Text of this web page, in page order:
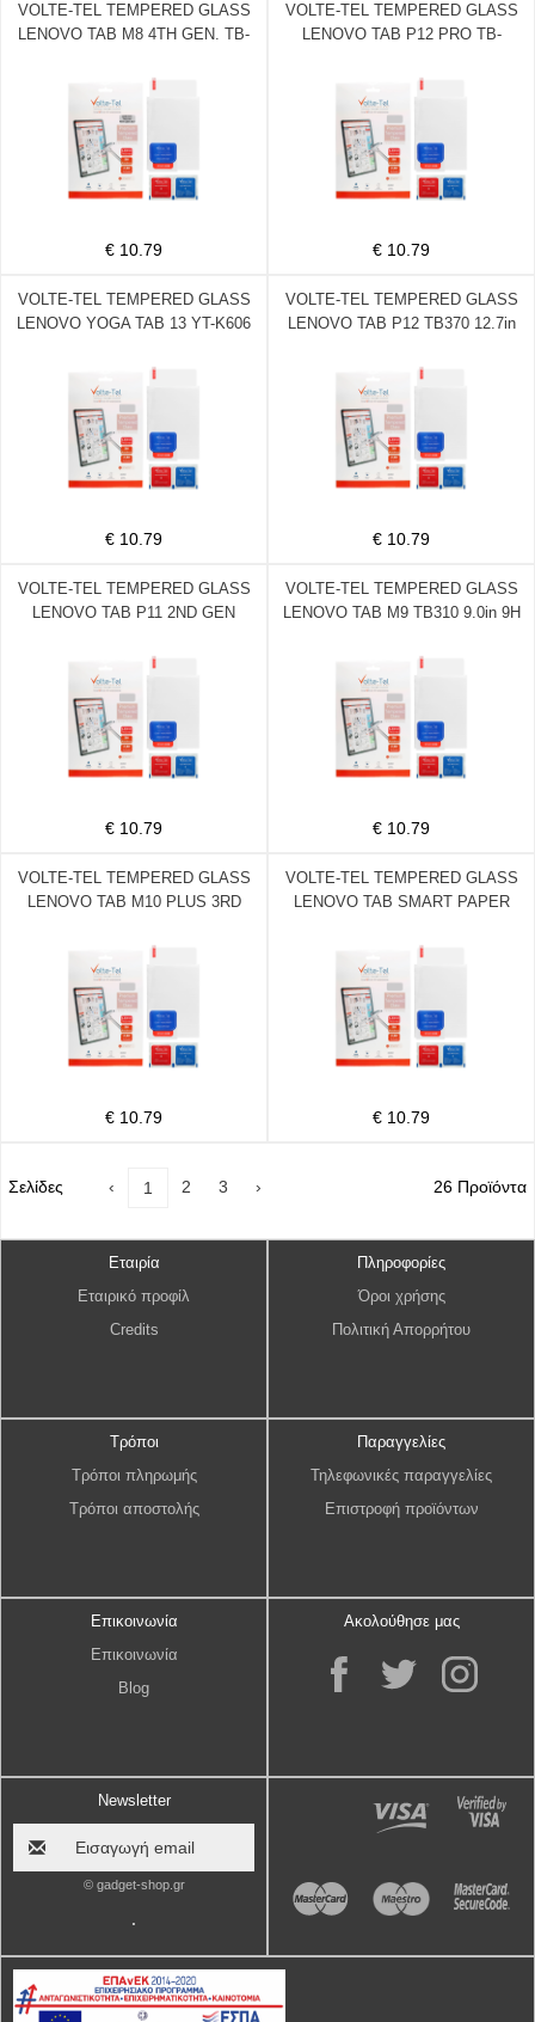
VOLTE-TEL TEMPERED GLASS
LENOVO TAB M8 4TH GEN. TB-
FULL GLUE
€ 10.79
VOLTE-TEL TEMPERED GLASS
LENOVO TAB P12 PRO TB-
FULL GLUE
€ 10.79
VOLTE-TEL TEMPERED GLASS
LENOVO YOGA TAB 13 YT-K606
GLUE
€ 10.79
VOLTE-TEL TEMPERED GLASS
LENOVO TAB P12 TB370 12.7in
€ 10.79
VOLTE-TEL TEMPERED GLASS
LENOVO TAB P11 2ND GEN
FULL GLUE
€ 10.79
VOLTE-TEL TEMPERED GLASS
LENOVO TAB M9 TB310 9.0in 9H
€ 10.79
VOLTE-TEL TEMPERED GLASS
LENOVO TAB M10 PLUS 3RD
2.5D FULL GLUE
€ 10.79
VOLTE-TEL TEMPERED GLASS
LENOVO TAB SMART PAPER
FULL GLUE
€ 10.79
Σελίδες ‹ 1 2 3 › 26 Προϊόντα
Εταιρία
Εταιρικό προφίλ
Credits
Πληροφορίες
Όροι χρήσης
Πολιτική Απορρήτου
Τρόποι
Τρόποι πληρωμής
Τρόποι αποστολής
Παραγγελίες
Τηλεφωνικές παραγγελίες
Επιστροφή προϊόντων
Επικοινωνία
Επικοινωνία
Blog
Ακολούθησε μας
Newsletter
© gadget-shop.gr
.